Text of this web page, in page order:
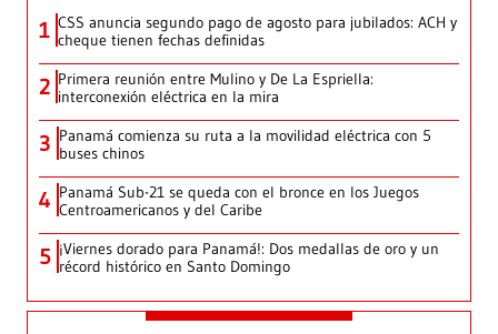
1 CSS anuncia segundo pago de agosto para jubilados: ACH y
cheque tienen fechas definidas
2 Primera reunión entre Mulino y De La Espriella:
interconexión eléctrica en la mira
3 Panamá comienza su ruta a la movilidad eléctrica con 5
buses chinos
4 Panamá Sub-21 se queda con el bronce en los Juegos
Centroamericanos y del Caribe
5 ¡Viernes dorado para Panamá!: Dos medallas de oro y un
récord histórico en Santo Domingo